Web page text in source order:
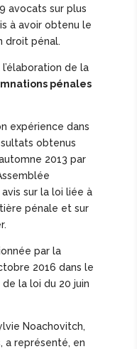
avocats sur plus
à avoir obtenu le
droit pénal.
de la
pénales
expérience dans
obtenus
2013 par
sur la loi liée à
pénale et sur
par la
2016 dans le
la loi du 20 juin
Noachovitch,
a représenté, en